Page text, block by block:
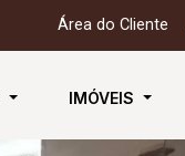
Área do Cliente
IMÓVEIS